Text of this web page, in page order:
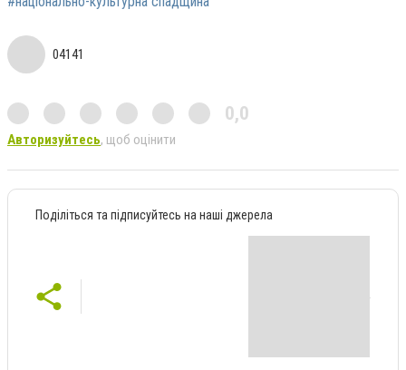
04141
0,0
Авторизуйтесь, щоб оцінити
Поділіться та підписуйтесь на наші джерела